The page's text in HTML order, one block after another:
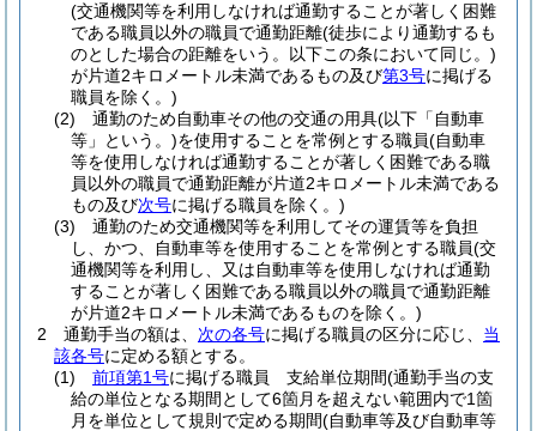
(交通機関等を利用しなければ通勤することが著しく困難
である職員以外の職員で通勤距離(徒歩により通勤するも
のとした場合の距離をいう。以下この条において同じ。)
が片道2キロメートル未満であるもの及び第3号に掲げる
職員を除く。)
(2)
通勤のため自動車その他の交通の用具(以下「自動車
等」という。)を使用することを常例とする職員(自動車
等を使用しなければ通勤することが著しく困難である職
員以外の職員で通勤距離が片道2キロメートル未満である
もの及び次号に掲げる職員を除く。)
(3)
通勤のため交通機関等を利用してその運賃等を負担
し、かつ、自動車等を使用することを常例とする職員(交
通機関等を利用し、又は自動車等を使用しなければ通勤
することが著しく困難である職員以外の職員で通勤距離
が片道2キロメートル未満であるものを除く。)
2
通勤手当の額は、 次の各号に掲げる職員の区分に応じ、 当
該各号に定める額とする。
(1)
前項第1号に掲げる職員 支給単位期間(通勤手当の支
給の単位となる期間として6箇月を超えない範囲内で1箇
月を単位として規則で定める期間(自動車等及び自動車等